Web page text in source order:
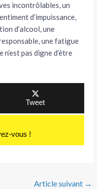
incontrôlables, un
d’impuissance,
d’alcool, une
une fatigue
pas digne d’être
Tweet
vous !
Article suivant →